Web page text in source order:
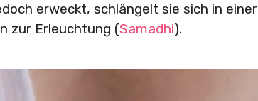
erweckt, schlängelt sie sich in einer
zur Erleuchtung (Samadhi).